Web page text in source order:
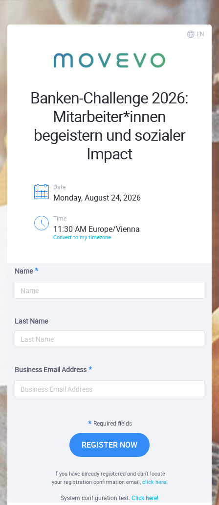
EN
Banken-Challenge 2026:
Mitarbeiter*innen
begeistern und sozialer
Impact
Date
Monday, August 24, 2026
Time
11:30 AM Europe/Vienna
Convert to my timezone
Name
Last Name
Business Email Address
Required fields
REGISTER NOW
If you have already registered and can't locate
your registration confirmation email, click here!
System configuration test. Click here!